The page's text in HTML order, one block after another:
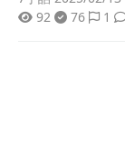
92
76 1